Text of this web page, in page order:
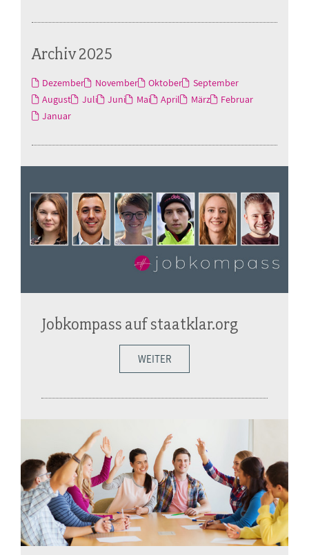
Archiv 2025
Dezember November Oktober
September
August
Juli Juni Mai April März
Februar
Januar
Jobkompass auf staatklar.org
WEITER